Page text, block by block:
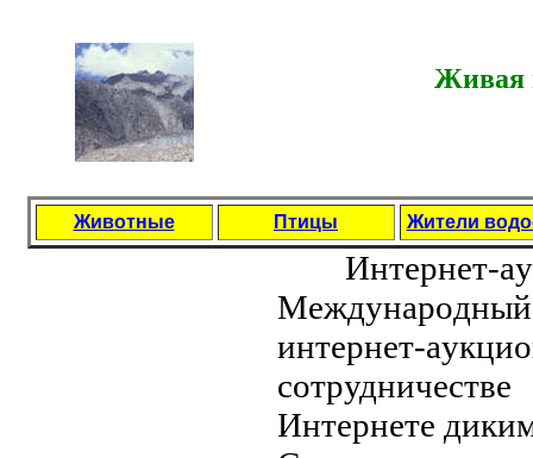
Живая
Животные Птицы Жители
Интepнeт-
интepнeт-
Интepнeтe